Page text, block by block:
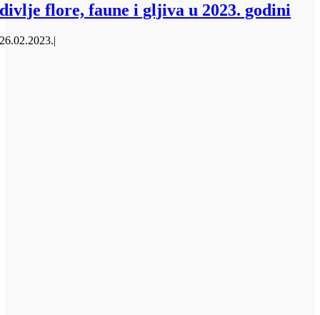
divlje flore, faune i gljiva u 2023. godini
26.02.2023.|